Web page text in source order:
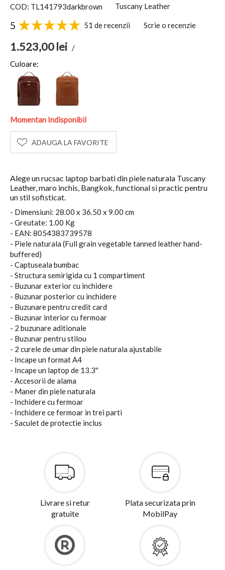
COD: TL141793darkbrown Tuscany Leather
5 51 de recenzii Scrie o recenzie
1.523,00lei /
Culoare:
Momentan Indisponibil
ADAUGA LA FAVORITE
Alege un rucsac laptop barbati din piele naturala Tuscany
Leather, maro inchis, Bangkok, functional si practic pentru
un stil sofisticat.
- Dimensiuni: 28.00 x 36.50 x 9.00 cm
- Greutate: 1.00 Kg
- EAN: 8054383739578
- Piele naturala (Full grain vegetable tanned leather hand-
buffered)
- Captuseala bumbac
- Structura semirigida cu 1 compartiment
- Buzunar exterior cu inchidere
- Buzunar posterior cu inchidere
- Buzunare pentru credit card
- Buzunar interior cu fermoar
- 2 buzunare aditionale
- Buzunar pentru stilou
- 2 curele de umar din piele naturala ajustabile
- Incape un format A4
- Incape un laptop de 13.3''
- Accesorii de alama
- Maner din piele naturala
- Inchidere cu fermoar
- Inchidere ce fermoar in trei parti
- Saculet de protectie inclus
Livrare si retur
gratuite
Plata securizata prin
MobilPay